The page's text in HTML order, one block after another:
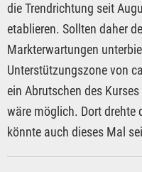
die Trendrichtung seit
etablieren. Sollten daher
Markterwartungen
Unterstützungszone von
ein Abrutschen des
wäre möglich. Dort drehte
könnte auch dieses Mal